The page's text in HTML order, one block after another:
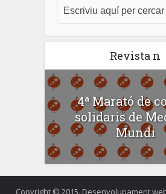
Revista n
4ª Marató de
solidaris de
Mundi
Copyright © 2015. Desenvolupament